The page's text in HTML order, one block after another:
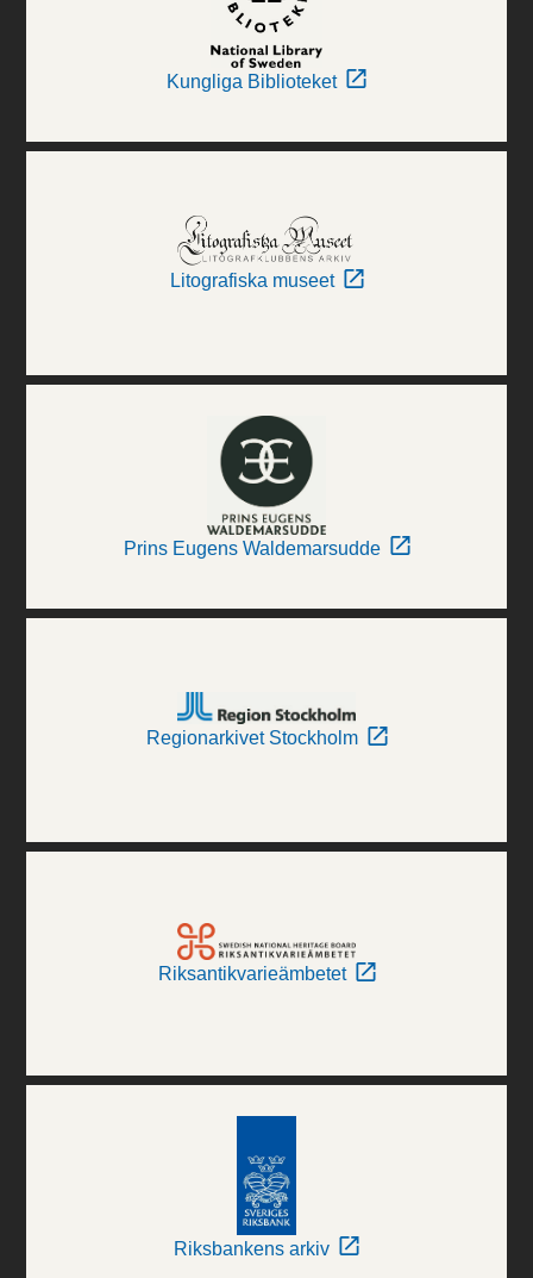
Kungliga Biblioteket
Litografiska museet
Prins Eugens Waldemarsudde
Regionarkivet Stockholm
Riksantikvarieämbetet
Riksbankens arkiv